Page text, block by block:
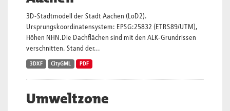
3D-Stadtmodell der Stadt Aachen (LoD2).
Ursprungskoordinatensystem: EPSG:25832 (ETRS89/UTM),
Höhen NHN.Die Dachflächen sind mit den ALK-Grundrissen
verschnitten. Stand der...
3DXF CityGML PDF
Umweltzone